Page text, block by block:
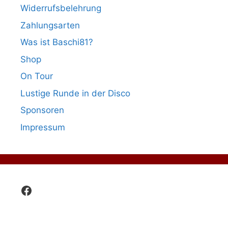
Widerrufsbelehrung
Zahlungsarten
Was ist Baschi81?
Shop
On Tour
Lustige Runde in der Disco
Sponsoren
Impressum
Facebook